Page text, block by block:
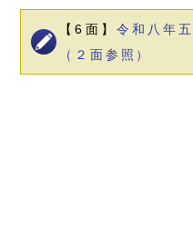
【6面】 令和八年
（２面参照）